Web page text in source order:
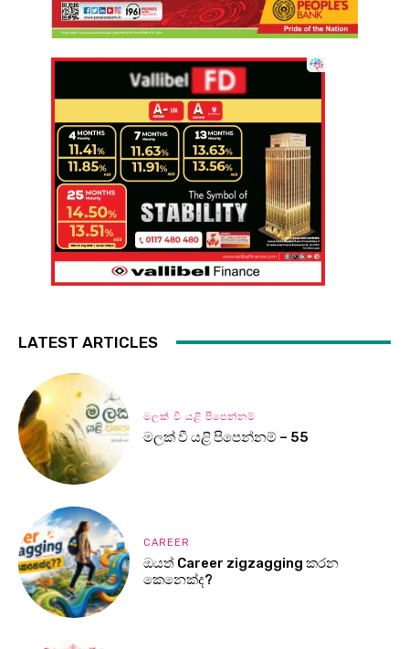
LATEST ARTICLES
මලක් වී යළි පිපෙන්නම්
මලක් වී යළි පිපෙන්නම් – 55
CAREER
ඔයත් Career zigzagging කරන
කෙනෙක්ද?